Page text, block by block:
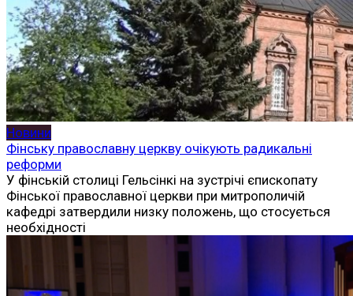
Новини
Фінську православну церкву очікують радикальні
реформи
У фінській столиці Гельсінкі на зустрічі єпископату
Фінської православної церкви при митрополичій
кафедрі затвердили низку положень, що стосується
необхідності